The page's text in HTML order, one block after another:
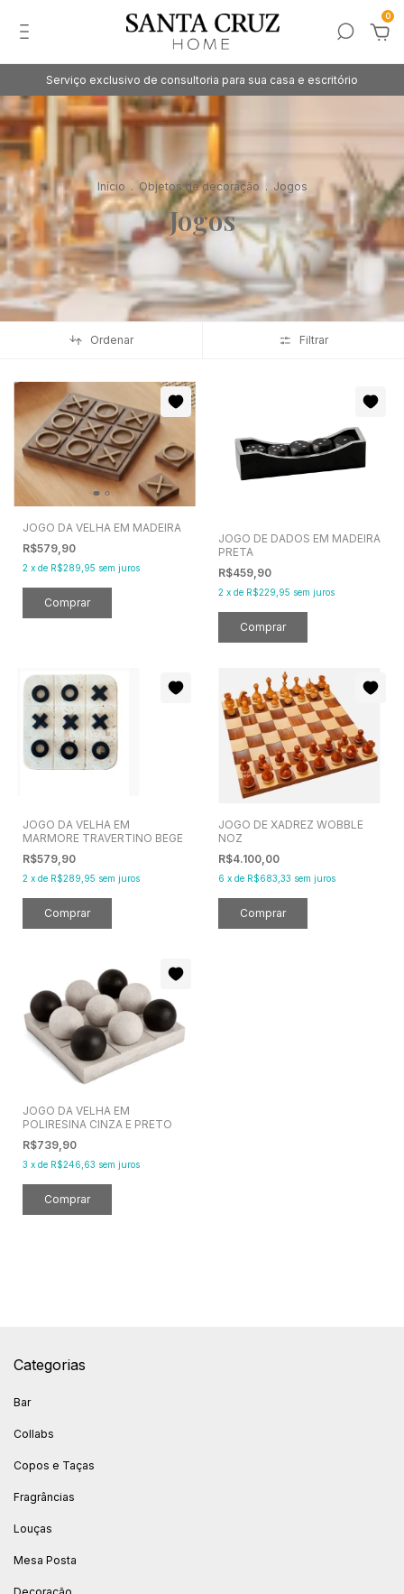
0
Serviço exclusivo de consultoria para sua casa e escritório
Início . Objetos de decoração . Jogos
Jogos
Ordenar Filtrar
JOGO DA VELHA EM MADEIRA
R$579,90
2 x de R$289,95 sem juros
JOGO DE DADOS EM MADEIRA
PRETA
R$459,90
2 x de R$229,95 sem juros
JOGO DA VELHA EM
MARMORE TRAVERTINO BEGE
R$579,90
2 x de R$289,95 sem juros
JOGO DE XADREZ WOBBLE
NOZ
R$4.100,00
6 x de R$683,33 sem juros
JOGO DA VELHA EM
POLIRESINA CINZA E PRETO
R$739,90
3 x de R$246,63 sem juros
Categorias
Bar
Collabs
Copos e Taças
Fragrâncias
Louças
Mesa Posta